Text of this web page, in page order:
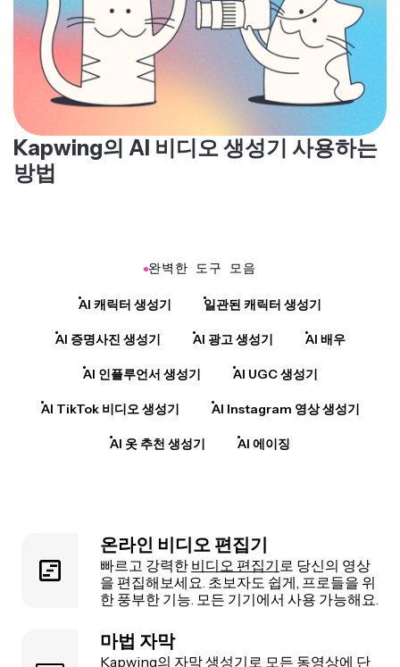
Kapwing의 AI 비디오 생성기 사용하는
방법
완벽한 도구 모음
AI 캐릭터 생성기 일관된 캐릭터 생성기
AI 증명사진 생성기 AI 광고 생성기 AI 배우
AI 인플루언서 생성기 AI UGC 생성기
AI TikTok 비디오 생성기 AI Instagram 영상 생성기
AI 옷 추천 생성기 AI 에이징
온라인 비디오 편집기
빠르고 강력한 비디오 편집기로 당신의 영상
을 편집해보세요. 초보자도 쉽게, 프로들을 위
한 풍부한 기능. 모든 기기에서 사용 가능해요.
마법 자막
Kapwing의 자막 생성기로 모든 동영상에 단